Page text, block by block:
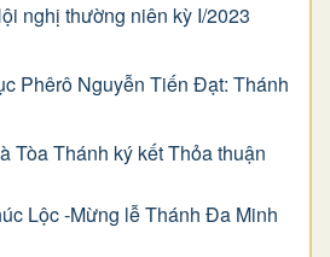
nghị thường niên kỳ I/2023
Phêrô Nguyễn Tiến Đạt: Thánh
Tòa Thánh ký kết Thỏa thuận
Lộc -Mừng lễ Thánh Đa Minh